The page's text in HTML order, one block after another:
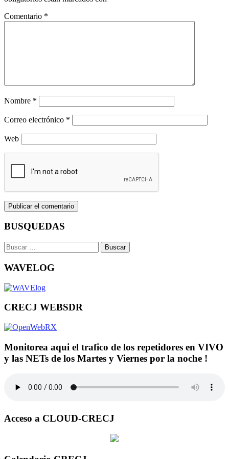
Comentario *
Nombre *
Correo electrónico *
Web
BUSQUEDAS
Buscar:
WAVELOG
CRECJ WEBSDR
Monitorea aqui el trafico de los repetidores en VIVO
y las NETs de los Martes y Viernes por la noche !
Acceso a CLOUD-CRECJ